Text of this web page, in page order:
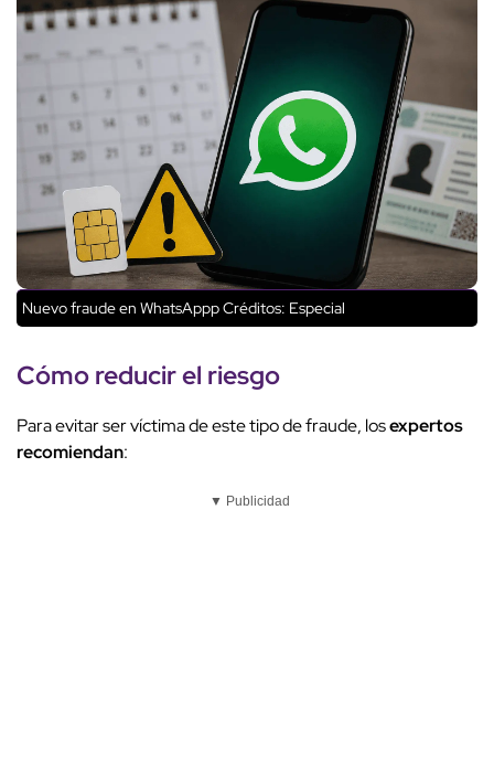
Nuevo fraude en WhatsApppCréditos: Especial
Cómo reducir el riesgo
Para evitar ser víctima de este tipo de fraude, losexpertos
recomiendan:
▼ Publicidad